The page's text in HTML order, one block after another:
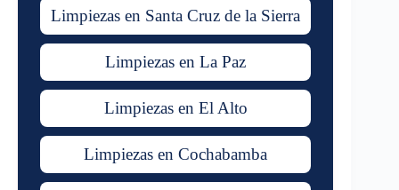
Limpiezas en Santa Cruz de la Sierra
Limpiezas en La Paz
Limpiezas en El Alto
Limpiezas en Cochabamba